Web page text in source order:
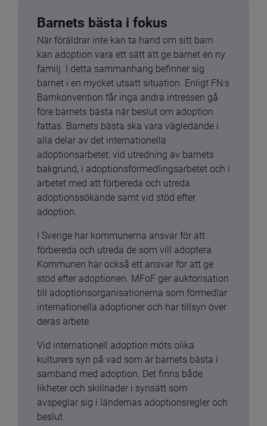
Barnets bästa i fokus
När föräldrar inte kan ta hand om sitt barn
kan adoption vara ett sätt att ge barnet en ny
familj. I detta sammanhang befinner sig
barnet i en mycket utsatt situation. Enligt FN:s
Barnkonvention får inga andra intressen gå
före barnets bästa när beslut om adoption
fattas. Barnets bästa ska vara vägledande i
alla delar av det internationella
adoptionsarbetet: vid utredning av barnets
bakgrund, i adoptionsförmedlingsarbetet och i
arbetet med att förbereda och utreda
adoptionssökande samt vid stöd efter
adoption.
I Sverige har kommunerna ansvar för att
förbereda och utreda de som vill adoptera.
Kommunen har också ett ansvar för att ge
stöd efter adoptionen. MFoF ger auktorisation
till adoptionsorganisationerna som förmedlar
internationella adoptioner och har tillsyn över
deras arbete.
Vid internationell adoption möts olika
kulturers syn på vad som är barnets bästa i
samband med adoption. Det finns både
likheter och skillnader i synsätt som
avspeglar sig i ländernas adoptionsregler och
beslut.